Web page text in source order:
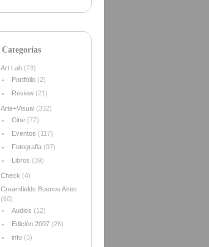
Categorías
Art Lab (23)
Portfolio (2)
Review (21)
Arte+Visual (332)
Cine (77)
Eventos (117)
Fotografia (97)
Libros (39)
Check (4)
Creamfields Buenos Aires
(60)
Audios (12)
Edición 2007 (26)
info (3)